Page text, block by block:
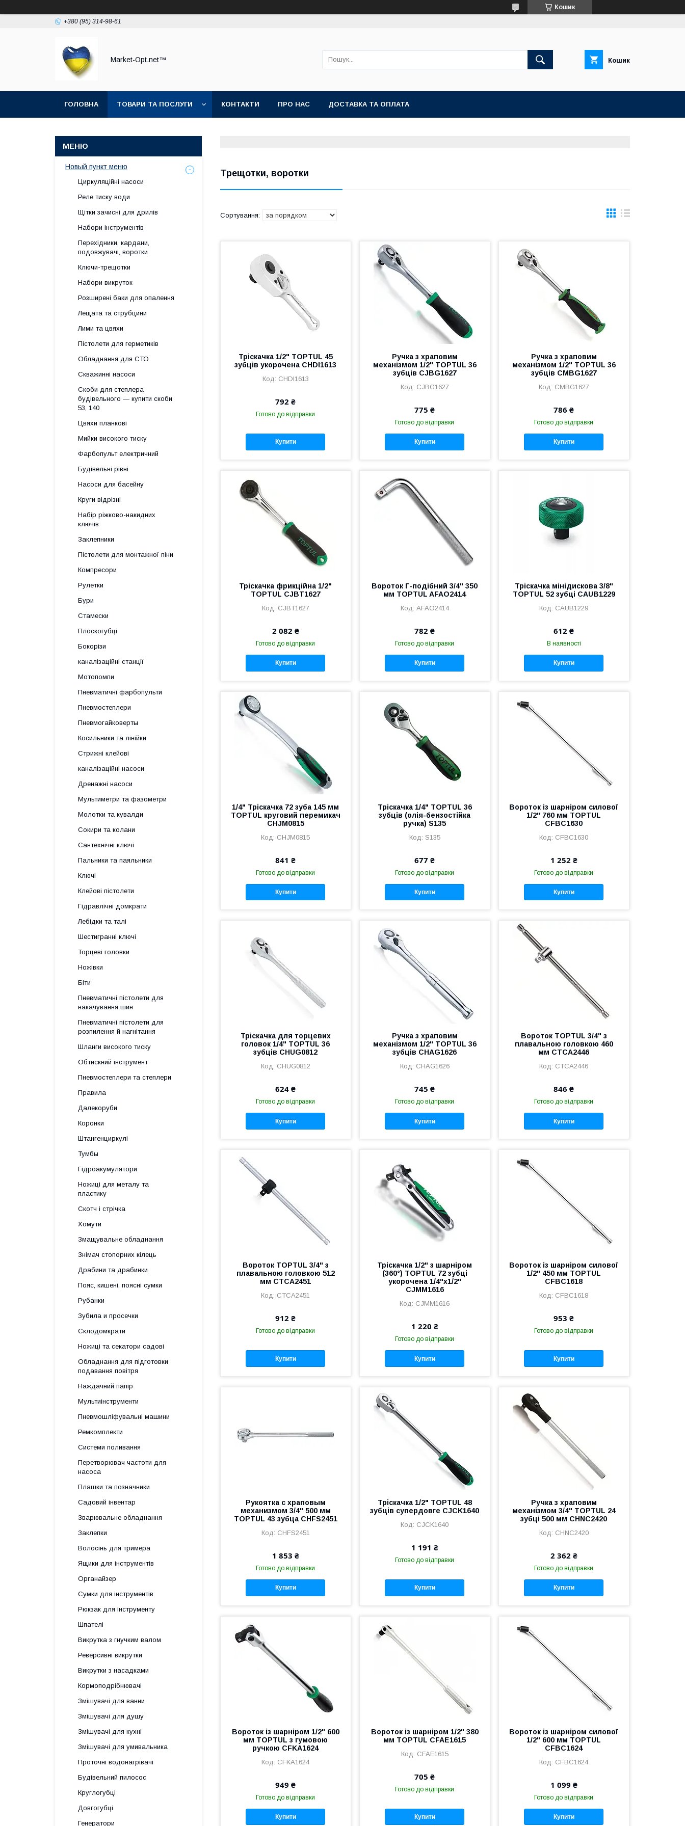
Кошик
+380 (95) 314-98-61
Market-Opt.net™ Кошик
ГОЛОВНА ТОВАРИ ТА ПОСЛУГИ КОНТАКТИ ПРО НАС ДОСТАВКА ТА ОПЛАТА
Трещотки, воротки
Тріскачка 1/2" TOPTUL 45
зубців укорочена CHDI1613
CHDI1613
792 ₴
Готово до відправки
Купити
Ручка з храповим
механізмом 1/2" TOPTUL 36
зубців CJBG1627
CJBG1627
775 ₴
Готово до відправки
Купити
Ручка з храповим
механізмом 1/2" TOPTUL 36
зубців CMBG1627
CMBG1627
786 ₴
Готово до відправки
Купити
Тріскачка фрикційна 1/2"
TOPTUL CJBT1627
CJBT1627
2 082 ₴
Готово до відправки
Купити
Вороток Г-подібний 3/4" 350
мм TOPTUL AFAO2414
AFAO2414
782 ₴
Готово до відправки
Купити
Тріскачка мінідискова 3/8"
TOPTUL 52 зубці CAUB1229
CAUB1229
612 ₴
В наявності
Купити
1/4" Тріскачка 72 зуба 145 мм
TOPTUL круговий перемикач
CHJM0815
CHJM0815
841 ₴
Готово до відправки
Купити
Тріскачка 1/4" TOPTUL 36
зубців (олія-бензостійка
ручка) S135
S135
677 ₴
Готово до відправки
Купити
Вороток із шарніром силової
1/2" 760 мм TOPTUL
CFBC1630
CFBC1630
1 252 ₴
Готово до відправки
Купити
Тріскачка для торцевих
головок 1/4" TOPTUL 36
зубців CHUG0812
CHUG0812
624 ₴
Готово до відправки
Купити
Ручка з храповим
механізмом 1/2" TOPTUL 36
зубців CHAG1626
CHAG1626
745 ₴
Готово до відправки
Купити
Вороток TOPTUL 3/4" з
плавальною головкою 460
мм CTCA2446
CTCA2446
846 ₴
Готово до відправки
Купити
Вороток TOPTUL 3/4" з
плавальною головкою 512
мм CTCA2451
CTCA2451
912 ₴
Готово до відправки
Купити
Тріскачка 1/2" з шарніром
(360°) TOPTUL 72 зубці
укорочена 1/4"х1/2"
CJMM1616
CJMM1616
1 220 ₴
Готово до відправки
Купити
Вороток із шарніром силової
1/2" 450 мм TOPTUL
CFBC1618
CFBC1618
953 ₴
Готово до відправки
Купити
Рукоятка с храповым
механизмом 3/4" 500 мм
TOPTUL 43 зубца CHFS2451
CHFS2451
1 853 ₴
Готово до відправки
Купити
Тріскачка 1/2" TOPTUL 48
зубців супердовге CJCK1640
CJCK1640
1 191 ₴
Готово до відправки
Купити
Ручка з храповим
механізмом 3/4" TOPTUL 24
зубці 500 мм CHNC2420
CHNC2420
2 362 ₴
Готово до відправки
Купити
Вороток із шарніром 1/2" 600
мм TOPTUL з гумовою
ручкою CFKA1624
CFKA1624
949 ₴
Готово до відправки
Купити
Вороток із шарніром 1/2" 380
мм TOPTUL CFAE1615
CFAE1615
705 ₴
Готово до відправки
Купити
Вороток із шарніром силової
1/2" 600 мм TOPTUL
CFBC1624
CFBC1624
1 099 ₴
Готово до відправки
Купити
Новый пункт меню
Циркуляційні насоси
Реле тиску води
Щітки зачисні для дрилів
Набори інструментів
Перехідники, кардани,
подовжувачі, воротки
Ключи-трещотки
Набори викруток
Розширені баки для опалення
Лещата та струбцини
Лими та цвяхи
Пістолети для герметиків
Обладнання для СТО
Скважинні насоси
Скоби для степлера
будівельного — купити скоби
53, 140
Цвяхи планкові
Мийки високого тиску
Фарбопульт електричний
Будівельні рівні
Насоси для басейну
Круги відрізні
Набір ріжково-накидних
ключів
Заклепники
Пістолети для монтажної піни
Компресори
Рулетки
Бури
Стамески
Плоскогубці
Бокорізи
каналізаційні станції
Мотопомпи
Пневматичні фарбопульти
Пневмостеплери
Пневмогайковерты
Косильники та лінійки
Стрижні клейові
каналізаційні насоси
Дренажні насоси
Мультиметри та фазометри
Молотки та кувалди
Сокири та колани
Сантехнічні ключі
Пальники та паяльники
Ключі
Клейові пістолети
Гідравлічні домкрати
Лебідки та талі
Шестигранні ключі
Торцеві головки
Ножівки
Біти
Пневматичні пістолети для
накачування шин
Пневматичні пістолети для
розпилення й нагнітання
Шланги високого тиску
Обтискний інструмент
Пневмостеплери та степлери
Правила
Далекоруби
Коронки
Штангенциркулі
Тумбы
Гідроакумулятори
Ножиці для металу та
пластику
Скотч і стрічка
Хомути
Змащувальне обладнання
Знімач стопорних кілець
Драбини та драбинки
Пояс, кишені, поясні сумки
Рубанки
Зубила и просечки
Склодомкрати
Ножиці та секатори садові
Обладнання для підготовки
подавання повітря
Наждачний папір
Мультиінструменти
Пневмошліфувальні машини
Ремкомплекти
Системи поливання
Перетворювач частоти для
насоса
Плашки та позначники
Садовий інвентар
Зварювальне обладнання
Заклепки
Волосінь для тримера
Ящики для інструментів
Органайзер
Сумки для інструментів
Рюкзак для інструменту
Шпателі
Викрутка з гнучким валом
Реверсивні викрутки
Викрутки з насадками
Кормоподрібнювачі
Змішувачі для ванни
Змішувачі для душу
Змішувачі для кухні
Змішувачі для умивальника
Проточні водонагрівачі
Будівельний пилосос
Круглогубці
Довгогубці
Генератори